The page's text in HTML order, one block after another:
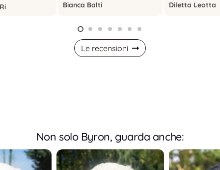
Bianca Balti
Diletta Leotta
Le recensioni
Non solo Byron, guarda anche: